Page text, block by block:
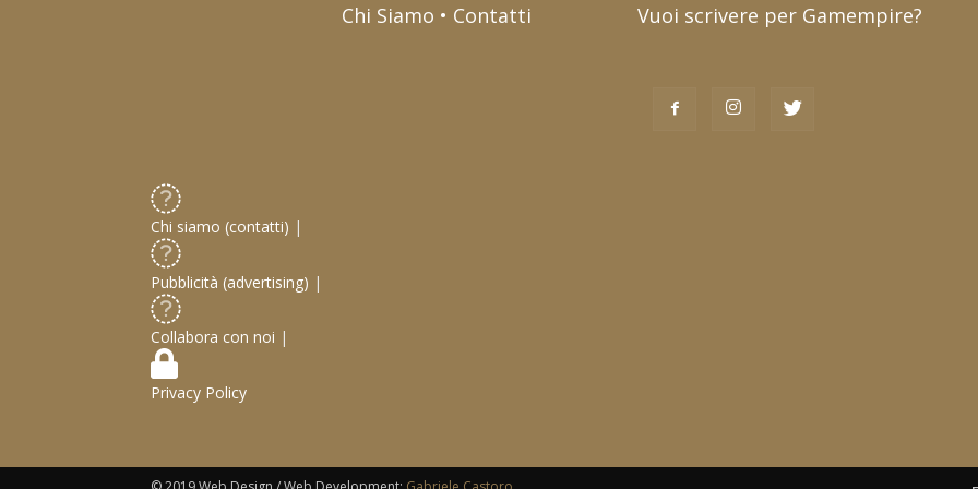
Chi Siamo • Contatti Vuoi scrivere per Gamempire?
Chi siamo (contatti) |
Pubblicità (advertising) |
Collabora con noi |
Privacy Policy